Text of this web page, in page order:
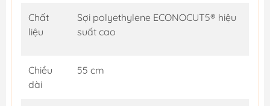
Chất
liệu
Sợi polyethylene ECONOCUT5® hiệu
suất cao
Chiều
dài
55 cm